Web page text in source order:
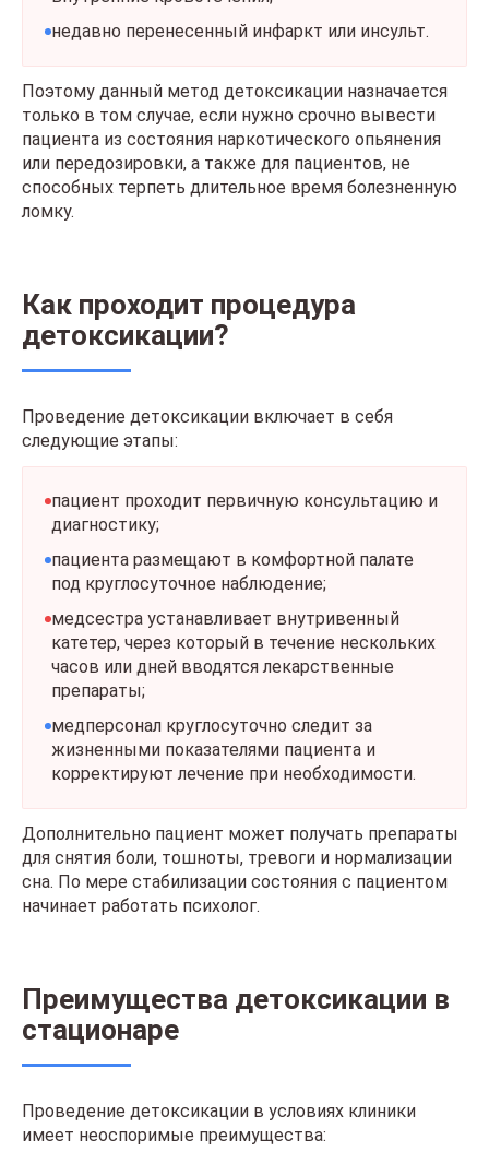
недавно перенесенный инфаркт или инсульт.
Поэтому данный метод детоксикации назначается
только в том случае, если нужно срочно вывести
пациента из состояния наркотического опьянения
или передозировки, а также для пациентов, не
способных терпеть длительное время болезненную
ломку.
Как проходит процедура
детоксикации?
Проведение детоксикации включает в себя
следующие этапы:
пациент проходит первичную консультацию и
диагностику;
пациента размещают в комфортной палате
под круглосуточное наблюдение;
медсестра устанавливает внутривенный
катетер, через который в течение нескольких
часов или дней вводятся лекарственные
препараты;
медперсонал круглосуточно следит за
жизненными показателями пациента и
корректируют лечение при необходимости.
Дополнительно пациент может получать препараты
для снятия боли, тошноты, тревоги и нормализации
сна. По мере стабилизации состояния с пациентом
начинает работать психолог.
Преимущества детоксикации в
стационаре
Проведение детоксикации в условиях клиники
имеет неоспоримые преимущества: